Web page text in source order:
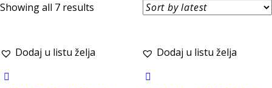
Showing all 7 results
Dodaj u listu želja Dodaj u listu želja